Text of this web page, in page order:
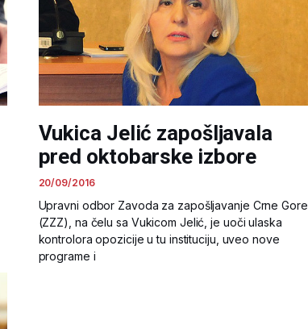
Vukica Jelić zapošljavala
pred oktobarske izbore
20/09/2016
Upravni odbor Zavoda za zapošljavanje Crne Gore
(ZZZ), na čelu sa Vukicom Jelić, je uoči ulaska
kontrolora opozicije u tu instituciju, uveo nove
programe i